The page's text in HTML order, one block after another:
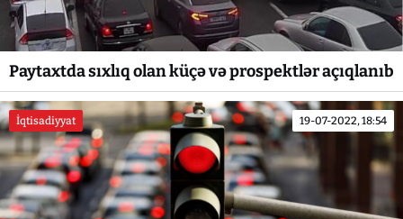
Paytaxtda sıxlıq olan küçə və prospektlər açıqlanıb
İqtisadiyyat 19-07-2022, 18:54